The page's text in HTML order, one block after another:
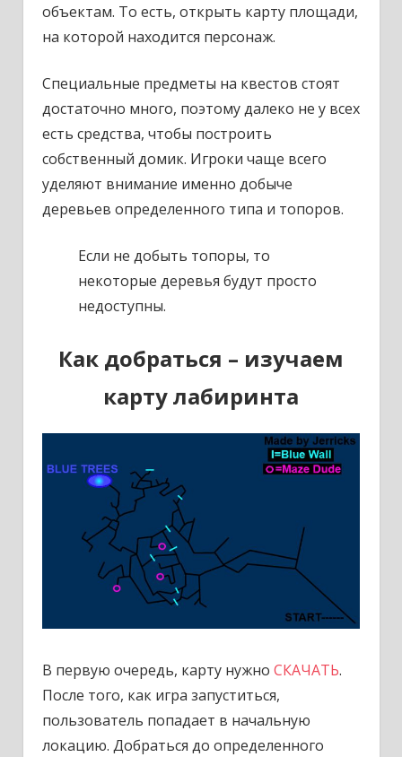
объектам. То есть, открыть карту площади,
на которой находится персонаж.
Специальные предметы на квестов стоят
достаточно много, поэтому далеко не у всех
есть средства, чтобы построить
собственный домик. Игроки чаще всего
уделяют внимание именно добыче
деревьев определенного типа и топоров.
Если не добыть топоры, то
некоторые деревья будут просто
недоступны.
Как добраться – изучаем
карту лабиринта
В первую очередь, карту нужно СКАЧАТЬ.
После того, как игра запуститься,
пользователь попадает в начальную
локацию. Добраться до определенного